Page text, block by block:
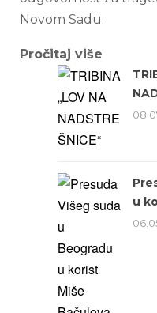
Novom Sadu.
Pročitaj više
u